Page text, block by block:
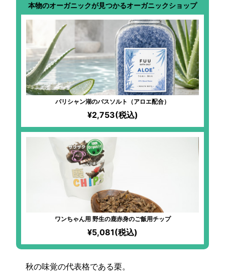
本物のオーガニックが見つかるオーガニックショップ
パリシャン湖のバスソルト（アロエ配合）
¥2,753(税込)
ワンちゃん用 野生の鹿赤身のご飯用チップ
¥5,081(税込)
秋の味覚の代表格である栗。